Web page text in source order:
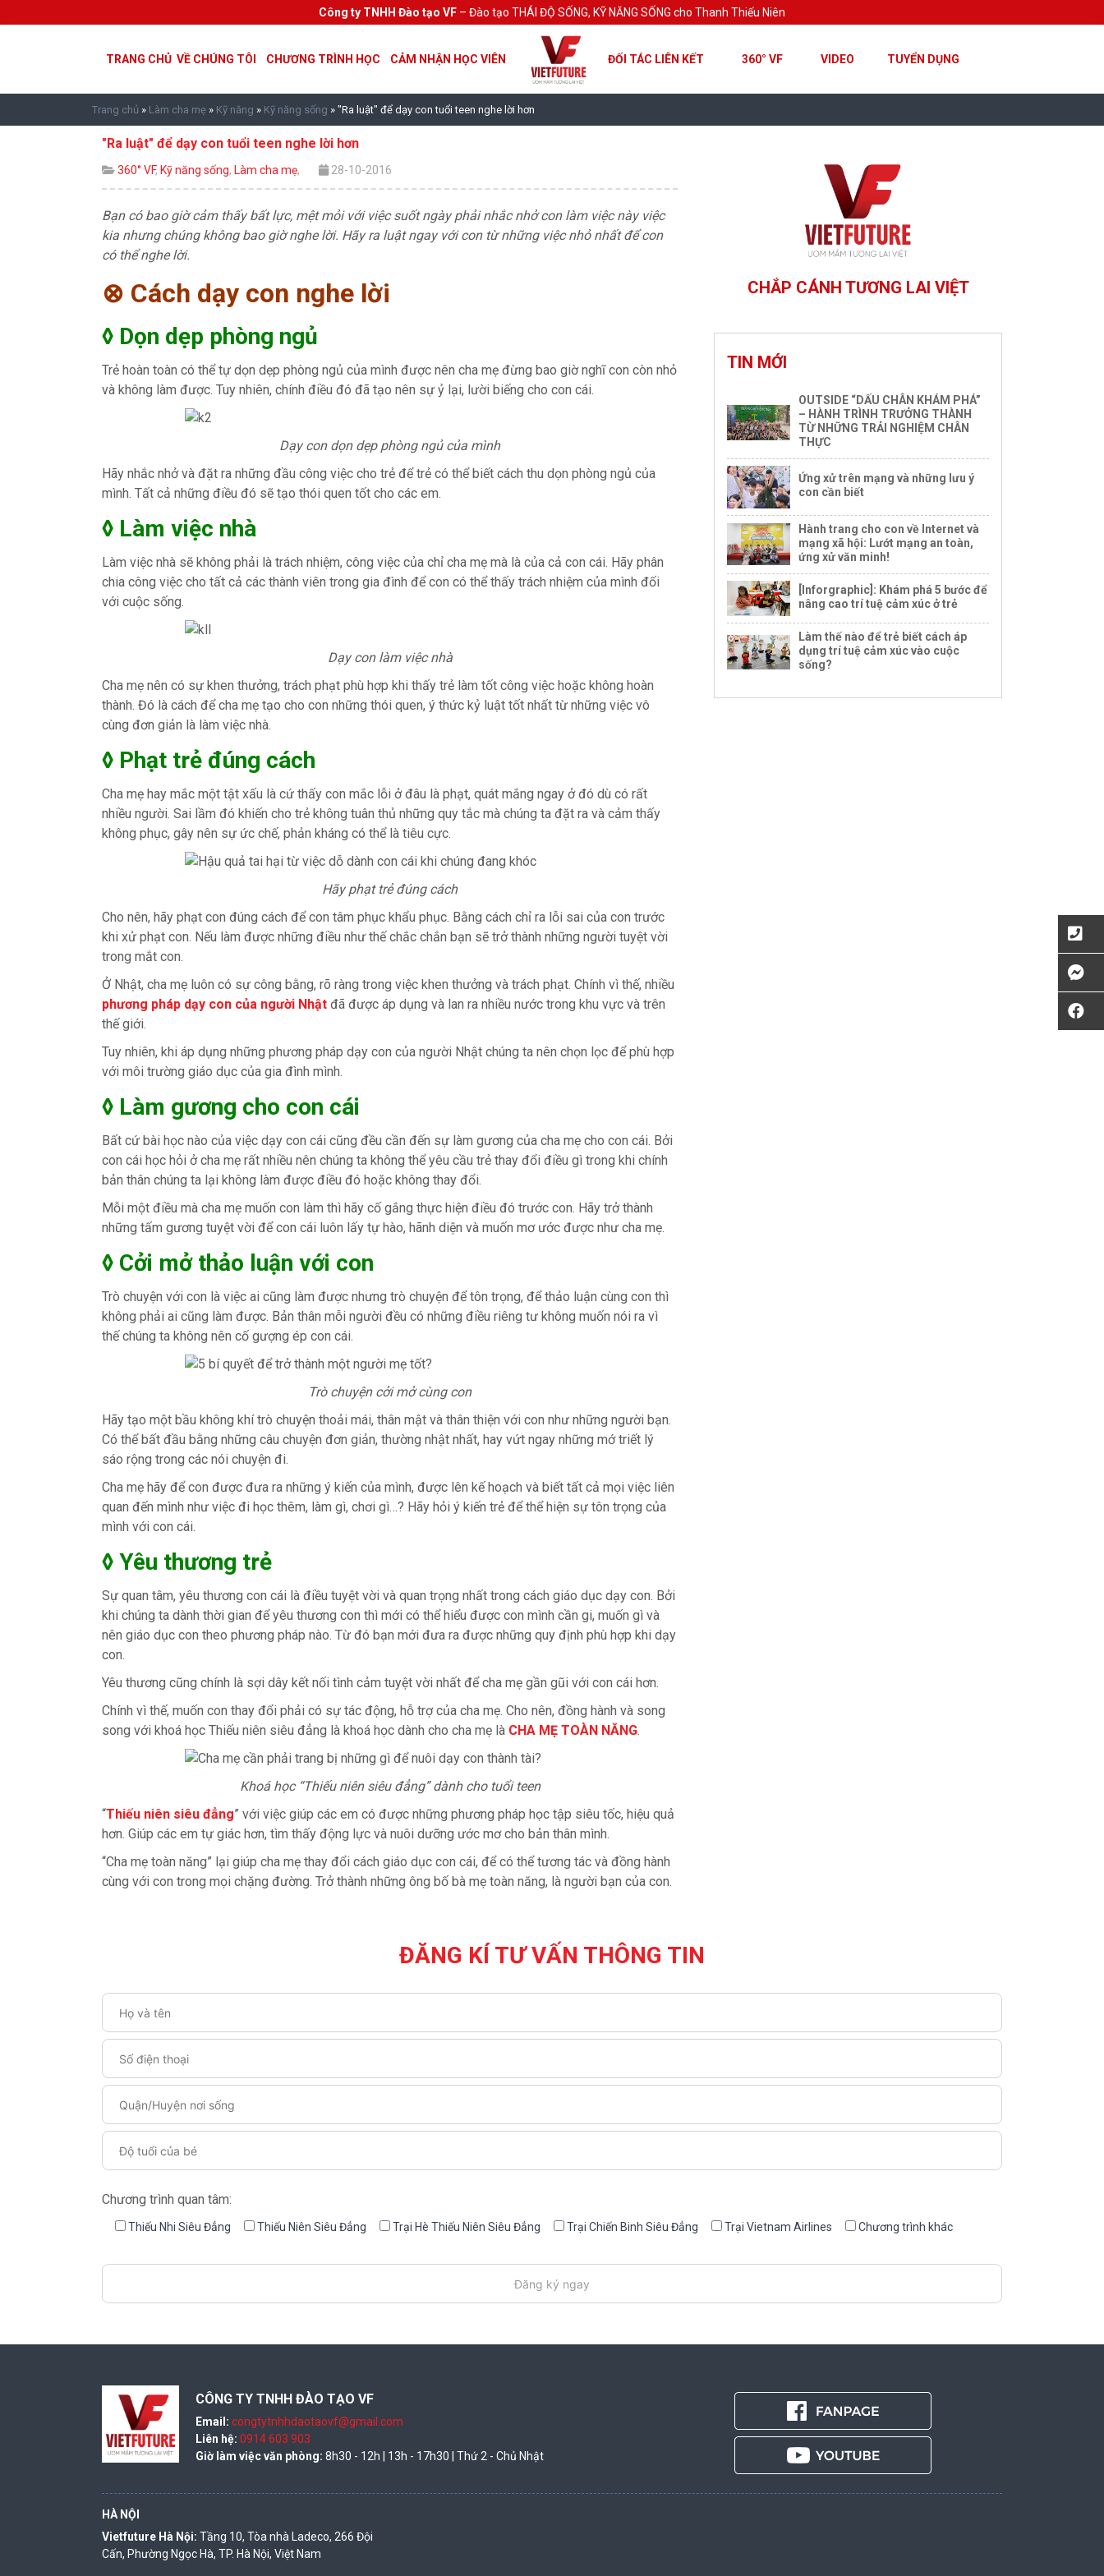
Công ty TNHH Đào tạo VF – Đào tạo THÁI ĐỘ SỐNG, KỸ NĂNG SỐNG cho Thanh Thiếu Niên
TRANG CHỦ VỀ CHÚNG TÔI CHƯƠNG TRÌNH HỌC CẢM NHẬN HỌC VIÊN ĐỐI TÁC LIÊN KẾT 360° VF VIDEO TUYỂN DỤNG
Trang chủ » Làm cha mẹ » Kỹ năng » Kỹ năng sống » "Ra luật" để dạy con tuổi teen nghe lời hơn
"Ra luật" để dạy con tuổi teen nghe lời hơn
360° VF, Kỹ năng sống, Làm cha mẹ, 28-10-2016
Bạn có bao giờ cảm thấy bất lực, mệt mỏi với việc suốt ngày phải nhắc nhở con làm việc này việc
kia nhưng chúng không bao giờ nghe lời. Hãy ra luật ngay với con từ những việc nhỏ nhất để con
có thể nghe lời.
⊗ Cách dạy con nghe lời
◊ Dọn dẹp phòng ngủ
Trẻ hoàn toàn có thể tự dọn dẹp phòng ngủ của mình được nên cha mẹ đừng bao giờ nghĩ con còn nhỏ
và không làm được. Tuy nhiên, chính điều đó đã tạo nên sự ỷ lại, lười biếng cho con cái.
Dạy con dọn dẹp phòng ngủ của mình
Hãy nhắc nhở và đặt ra những đầu công việc cho trẻ để trẻ có thể biết cách thu dọn phòng ngủ của
mình. Tất cả những điều đó sẽ tạo thói quen tốt cho các em.
◊ Làm việc nhà
Làm việc nhà sẽ không phải là trách nhiệm, công việc của chỉ cha mẹ mà là của cả con cái. Hãy phân
chia công việc cho tất cả các thành viên trong gia đình để con có thể thấy trách nhiệm của mình đối
với cuộc sống.
Dạy con làm việc nhà
Cha mẹ nên có sự khen thưởng, trách phạt phù hợp khi thấy trẻ làm tốt công việc hoặc không hoàn
thành. Đó là cách để cha mẹ tạo cho con những thói quen, ý thức kỷ luật tốt nhất từ những việc vô
cùng đơn giản là làm việc nhà.
◊ Phạt trẻ đúng cách
Cha mẹ hay mắc một tật xấu là cứ thấy con mắc lỗi ở đâu là phạt, quát mắng ngay ở đó dù có rất
nhiều người. Sai lầm đó khiến cho trẻ không tuân thủ những quy tắc mà chúng ta đặt ra và cảm thấy
không phục, gây nên sự ức chế, phản kháng có thể là tiêu cực.
Hãy phạt trẻ đúng cách
Cho nên, hãy phạt con đúng cách để con tâm phục khẩu phục. Bằng cách chỉ ra lỗi sai của con trước
khi xử phạt con. Nếu làm được những điều như thế chắc chắn bạn sẽ trở thành những người tuyệt vời
trong mắt con.
Ở Nhật, cha mẹ luôn có sự công bằng, rõ ràng trong việc khen thưởng và trách phạt. Chính vì thế, nhiều
phương pháp dạy con của người Nhật đã được áp dụng và lan ra nhiều nước trong khu vực và trên
thế giới.
Tuy nhiên, khi áp dụng những phương pháp dạy con của người Nhật chúng ta nên chọn lọc để phù hợp
với môi trường giáo dục của gia đình mình.
◊ Làm gương cho con cái
Bất cứ bài học nào của việc dạy con cái cũng đều cần đến sự làm gương của cha mẹ cho con cái. Bởi
con cái học hỏi ở cha mẹ rất nhiều nên chúng ta không thể yêu cầu trẻ thay đổi điều gì trong khi chính
bản thân chúng ta lại không làm được điều đó hoặc không thay đổi.
Mỗi một điều mà cha mẹ muốn con làm thì hãy cố gắng thực hiện điều đó trước con. Hãy trở thành
những tấm gương tuyệt vời để con cái luôn lấy tự hào, hãnh diện và muốn mơ ước được như cha mẹ.
◊ Cởi mở thảo luận với con
Trò chuyện với con là việc ai cũng làm được nhưng trò chuyện để tôn trọng, để thảo luận cùng con thì
không phải ai cũng làm được. Bản thân mỗi người đều có những điều riêng tư không muốn nói ra vì
thế chúng ta không nên cố gượng ép con cái.
Trò chuyện cởi mở cùng con
Hãy tạo một bầu không khí trò chuyện thoải mái, thân mật và thân thiện với con như những người bạn.
Có thể bất đầu bằng những câu chuyện đơn giản, thường nhật nhất, hay vứt ngay những mớ triết lý
sáo rộng trong các nói chuyện đi.
Cha mẹ hãy để con được đưa ra những ý kiến của mình, được lên kế hoạch và biết tất cả mọi việc liên
quan đến mình như việc đi học thêm, làm gì, chơi gì…? Hãy hỏi ý kiến trẻ để thể hiện sự tôn trọng của
mình với con cái.
◊ Yêu thương trẻ
Sự quan tâm, yêu thương con cái là điều tuyệt vời và quan trọng nhất trong cách giáo dục dạy con. Bởi
khi chúng ta dành thời gian để yêu thương con thì mới có thể hiểu được con mình cần gi, muốn gì và
nên giáo dục con theo phương pháp nào. Từ đó bạn mới đưa ra được những quy định phù hợp khi dạy
con.
Yêu thương cũng chính là sợi dây kết nối tình cảm tuyệt vời nhất để cha mẹ gần gũi với con cái hơn.
Chính vì thế, muốn con thay đổi phải có sự tác động, hỗ trợ của cha mẹ. Cho nên, đồng hành và song
song với khoá học Thiếu niên siêu đẳng là khoá học dành cho cha mẹ là CHA MẸ TOÀN NĂNG.
Khoá học “Thiếu niên siêu đẳng” dành cho tuổi teen
“Thiếu niên siêu đẳng” với việc giúp các em có được những phương pháp học tập siêu tốc, hiệu quả
hơn. Giúp các em tự giác hơn, tìm thấy động lực và nuôi dưỡng ước mơ cho bản thân mình.
“Cha mẹ toàn năng” lại giúp cha mẹ thay đổi cách giáo dục con cái, để có thể tương tác và đồng hành
cùng với con trong mọi chặng đường. Trở thành những ông bố bà mẹ toàn năng, là người bạn của con.
CHẮP CÁNH TƯƠNG LAI VIỆT
TIN MỚI
OUTSIDE “DẤU CHÂN KHÁM PHÁ”
– HÀNH TRÌNH TRƯỞNG THÀNH
TỪ NHỮNG TRẢI NGHIỆM CHÂN
THỰC
Ứng xử trên mạng và những lưu ý
con cần biết
Hành trang cho con về Internet và
mạng xã hội: Lướt mạng an toàn,
ứng xử văn minh!
[Inforgraphic]: Khám phá 5 bước để
nâng cao trí tuệ cảm xúc ở trẻ
Làm thế nào để trẻ biết cách áp
dụng trí tuệ cảm xúc vào cuộc
sống?
ĐĂNG KÍ TƯ VẤN THÔNG TIN
Chương trình quan tâm:
Thiếu Nhi Siêu Đẳng Thiếu Niên Siêu Đẳng Trại Hè Thiếu Niên Siêu Đẳng Trại Chiến Binh Siêu Đẳng Trại Vietnam Airlines Chương trình khác
CÔNG TY TNHH ĐÀO TẠO VF
Email: congtytnhhdaotaovf@gmail.com
Liên hệ: 0914 603 903
Giờ làm việc văn phòng: 8h30 - 12h | 13h - 17h30 | Thứ 2 - Chủ Nhật
HÀ NỘI
Vietfuture Hà Nội: Tầng 10, Tòa nhà Ladeco, 266 Đội
Cấn, Phường Ngọc Hà, TP. Hà Nội, Việt Nam